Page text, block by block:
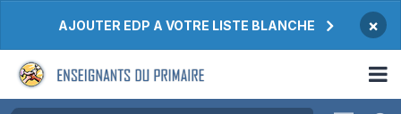
AJOUTER EDP A VOTRE LISTE BLANCHE ×